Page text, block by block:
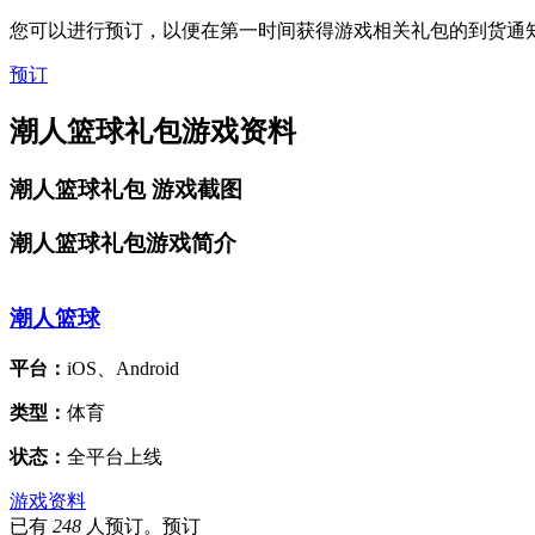
您可以进行预订，以便在第一时间获得游戏相关礼包的到货通
预订
潮人篮球礼包游戏资料
潮人篮球礼包游戏截图
潮人篮球礼包游戏简介
潮人篮球
平台： iOS、Android
类型： 体育
状态： 全平台上线
游戏资料
已有 248 人预订。预订